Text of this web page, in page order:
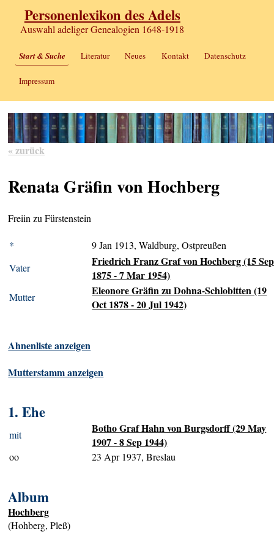
Personenlexikon des Adels
Auswahl adeliger Genealogien 1648-1918
Start & Suche Literatur Neues Kontakt Datenschutz
Impressum
« zurück
Renata Gräfin von Hochberg
Freiin zu Fürstenstein
*
9 Jan 1913, Waldburg, Ostpreußen
Vater
Friedrich Franz Graf von Hochberg (15 Sep
1875 - 7 Mar 1954)
Mutter
Eleonore Gräfin zu Dohna-Schlobitten (19
Oct 1878 - 20 Jul 1942)
Ahnenliste anzeigen
Mutterstamm anzeigen
1. Ehe
mit
Botho Graf Hahn von Burgsdorff (29 May
1907 - 8 Sep 1944)
oo 23 Apr 1937, Breslau
Album
Hochberg
(Hohberg, Pleß)